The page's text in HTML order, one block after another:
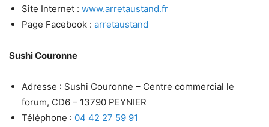
Site Internet : www.arretaustand.fr
Page Facebook : arretaustand
Sushi Couronne
Adresse : Sushi Couronne – Centre commercial le
forum, CD6 – 13790 PEYNIER
Téléphone : 04 42 27 59 91